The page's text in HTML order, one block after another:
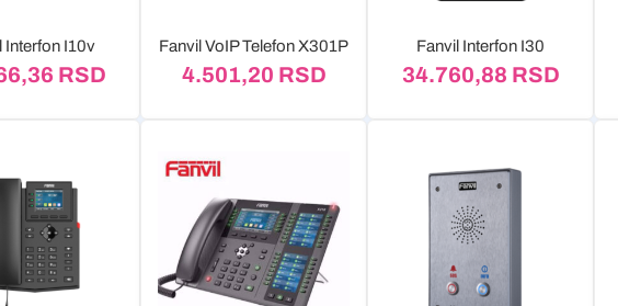
Interfon I10v
RSD
Fanvil VoIP Telefon X301P
4.501,20 RSD
Fanvil Interfon I30
34.760,88 RSD